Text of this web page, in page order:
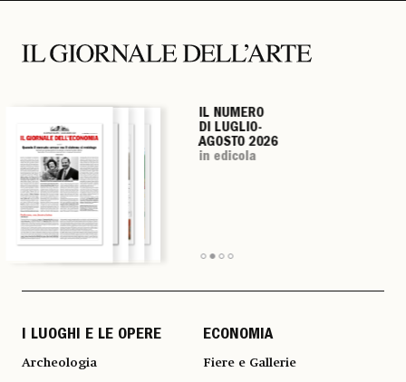
IL NUMERO
DI LUGLIO-
AGOSTO 2026
in edicola
IL NUMERO
DI LUGLIO-
AGOSTO 2026
in edicola
IL NUMERO
DI LUGLIO-
AGOSTO 2026
in edicola
IL NUMERO
DI LUGLIO-
AGOSTO 2026
in edicola
I LUOGHI E LE OPERE
Archeologia
ECONOMIA
Fiere e Gallerie